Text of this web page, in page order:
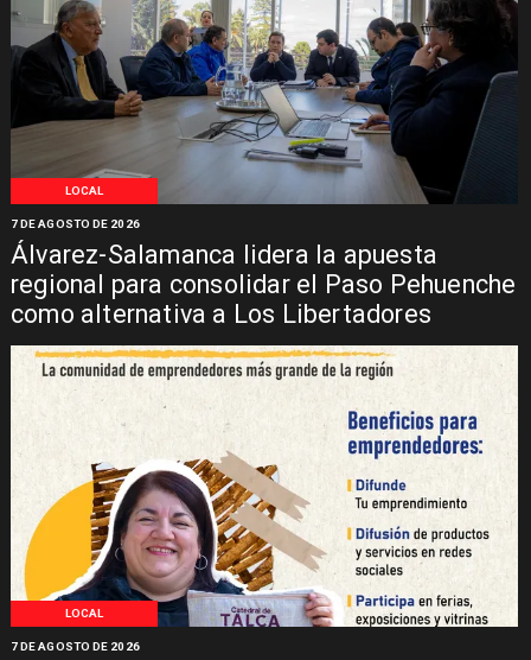
LOCAL
Álvarez-Salamanca lidera la apuesta
regional para consolidar el Paso Pehuenche
como alternativa a Los Libertadores
7 DE AGOSTO DE 2026
LOCAL
7 DE AGOSTO DE 2026